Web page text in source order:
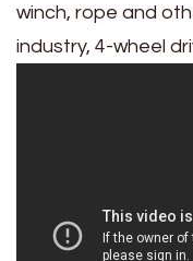
winch, rope and
industry, 4-wheel